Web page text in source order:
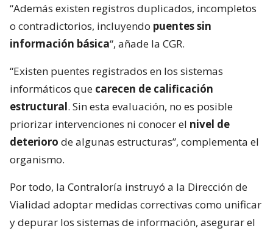
“Además existen registros duplicados, incompletos
o contradictorios, incluyendo puentes sin
información básica“, añade la CGR.
“Existen puentes registrados en los sistemas
informáticos que carecen de calificación
estructural. Sin esta evaluación, no es posible
priorizar intervenciones ni conocer el nivel de
deterioro de algunas estructuras”, complementa el
organismo.
Por todo, la Contraloría instruyó a la Dirección de
Vialidad adoptar medidas correctivas como unificar
y depurar los sistemas de información, asegurar el